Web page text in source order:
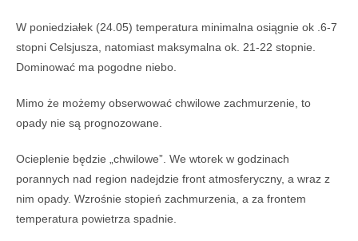
W poniedziałek (24.05) temperatura minimalna osiągnie ok .6-7
stopni Celsjusza, natomiast maksymalna ok. 21-22 stopnie.
Dominować ma pogodne niebo.
Mimo że możemy obserwować chwilowe zachmurzenie, to
opady nie są prognozowane.
Ocieplenie będzie „chwilowe”. We wtorek w godzinach
porannych nad region nadejdzie front atmosferyczny, a wraz z
nim opady. Wzrośnie stopień zachmurzenia, a za frontem
temperatura powietrza spadnie.